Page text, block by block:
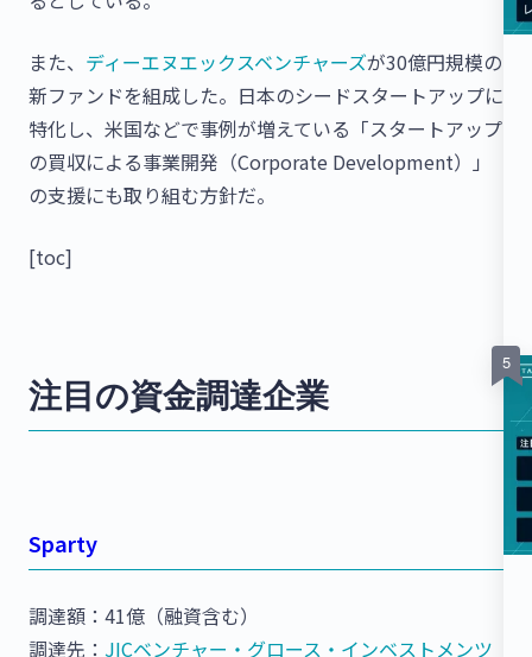
また、 ディーエヌエックスベンチャーズが30億円規模の
新ファンドを組成した。日本のシードスタートアップに
特化し、米国などで事例が増えている「スタートアップ
の買収による事業開発（Corporate Development）」
の支援にも取り組む方針だ。
[toc]
注目の資金調達企業
Sparty
調達額：41億（融資含む）
調達先： JICベンチャー・グロース・インベストメンツ